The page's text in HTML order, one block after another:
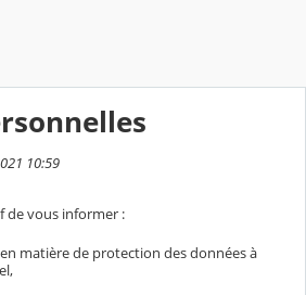
10:59
de vous informer :
matière de protection des données à